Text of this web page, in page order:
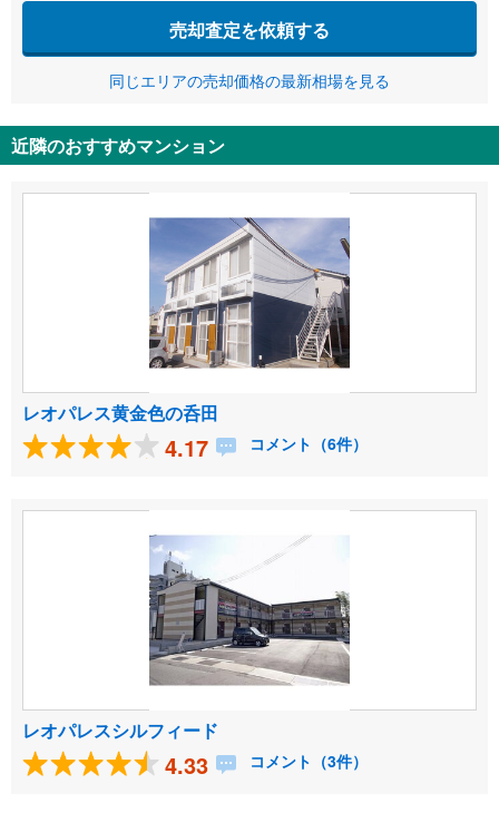
売却査定を依頼する
同じエリアの売却価格の最新相場を見る
近隣のおすすめマンション
レオパレス黄金色の呑田
4.17 コメント（6件）
レオパレスシルフィード
4.33 コメント（3件）